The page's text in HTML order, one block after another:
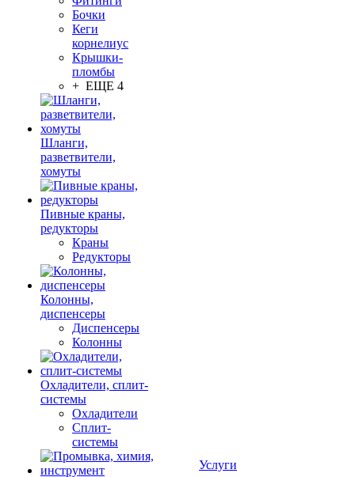
Бочки
Кеги
корнелиус
Крышки-
пломбы
+ ЕЩЕ 4
Шланги,
разветвители,
хомуты
Пивные краны,
редукторы
Краны
Редукторы
Колонны,
диспенсеры
Диспенсеры
Колонны
Охладители, сплит-
системы
Охладители
Сплит-
системы
Услуги